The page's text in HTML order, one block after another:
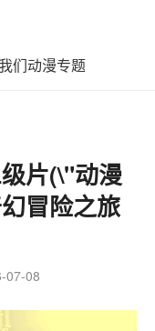
们动漫专题
片(\"动漫
冒险之旅
07-08